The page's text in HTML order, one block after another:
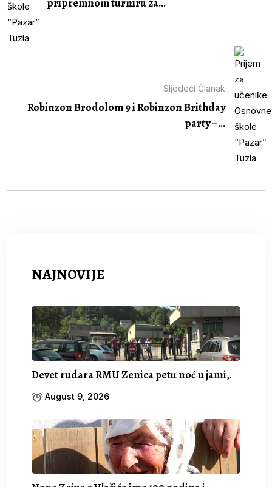
pripremnom turniru za...
Sljedeći Članak
Robinzon Brodolom 9 i Robinzon Brithday
party –...
NAJNOVIJE
Devet rudara RMU Zenica petu noć u jami,.
August 9, 2026